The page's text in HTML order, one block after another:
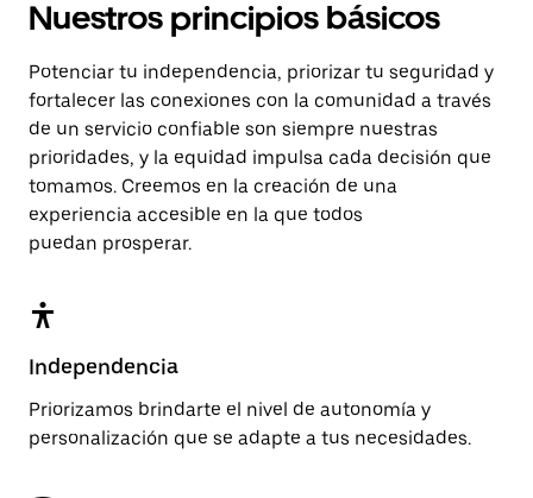
Nuestros principios básicos
Potenciar tu independencia, priorizar tu seguridad y
fortalecer las conexiones con la comunidad a través
de un servicio confiable son siempre nuestras
prioridades, y la equidad impulsa cada decisión que
tomamos. Creemos en la creación de una
experiencia accesible en la que todos
puedan prosperar.
Independencia
Priorizamos brindarte el nivel de autonomía y
personalización que se adapte a tus necesidades.